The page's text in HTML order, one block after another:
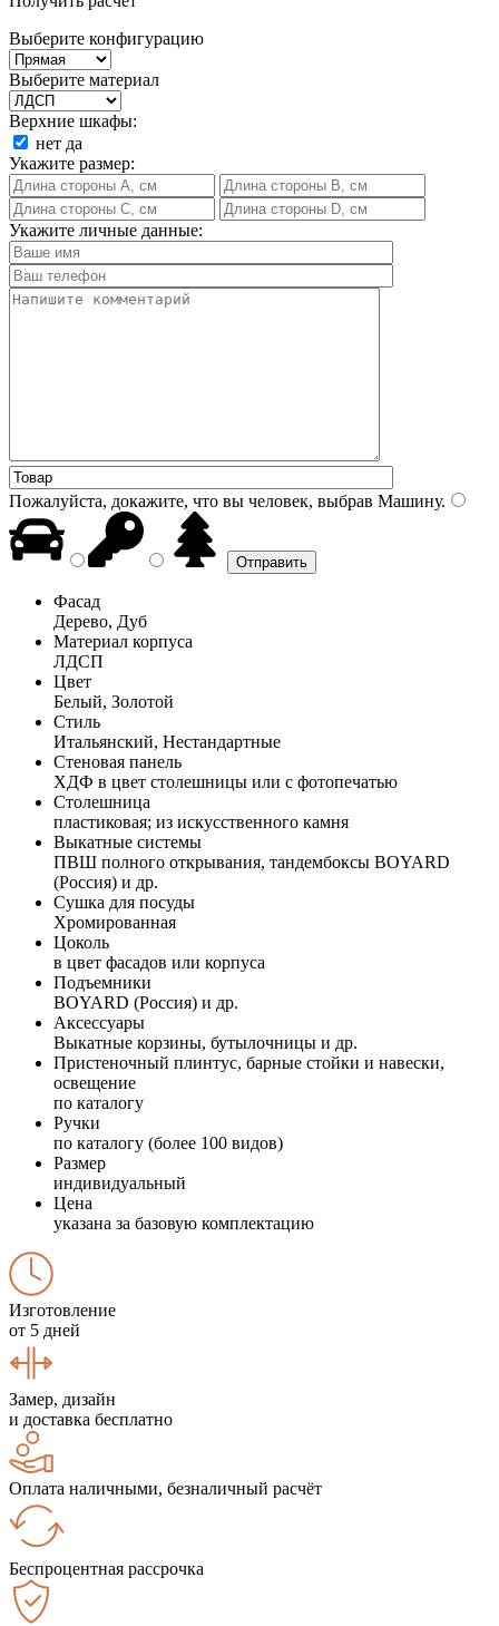
Выберите конфигурацию
Выберите материал
Верхние шкафы:
нет да
Укажите размер:
Укажите личные данные:
Пожалуйста, докажите, что вы человек, выбрав Машину.
Фасад
Дерево, Дуб
Материал корпуса
ЛДСП
Цвет
Белый, Золотой
Стиль
Итальянский, Нестандартные
Стеновая панель
ХДФ в цвет столешницы или с фотопечатью
Столешница
пластиковая; из искусственного камня
Выкатные системы
ПВШ полного открывания, тандембоксы BOYARD
(Россия) и др.
Сушка для посуды
Хромированная
Цоколь
в цвет фасадов или корпуса
Подъемники
BOYARD (Россия) и др.
Аксессуары
Выкатные корзины, бутылочницы и др.
Пристеночный плинтус, барные стойки и навески,
освещение
по каталогу
Ручки
по каталогу (более 100 видов)
Размер
индивидуальный
Цена
указана за базовую комплектацию
Изготовление
от 5 дней
Замер, дизайн
и доставка бесплатно
Оплата наличными, безналичный расчёт
Беспроцентная рассрочка